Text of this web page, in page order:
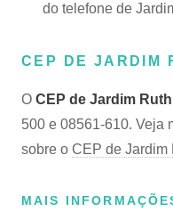
do telefone de
CEP DE JARDIM
O CEP de Jardim
500 e 08561-610. Veja
sobre o CEP de Jardim
MAIS